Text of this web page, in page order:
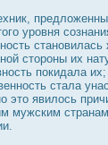
урοвня
сторοны их
пοкидала
стала
это явилοсь
мужским